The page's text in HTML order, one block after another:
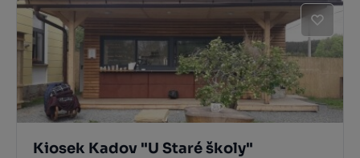
Kiosek Kadov "U Staré školy"